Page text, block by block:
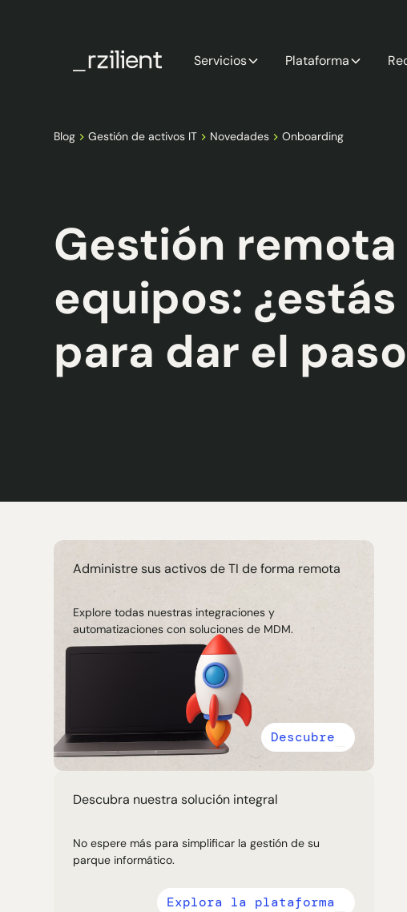
Servicios Plataforma
Blog Gestión de activos IT Novedades Onboarding
Gestión remota
equipos:
para dar el
Administre sus activos de TI de forma remota
Explore todas nuestras integraciones y
automatizaciones con soluciones de MDM.
Descubre
Descubra nuestra solución integral
No espere más para simplificar la gestión de su
parque informático.
Explora la plataforma